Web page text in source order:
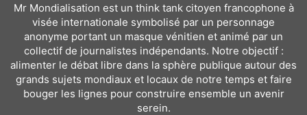
Mr Mondialisation est un think tank citoyen francophone à
visée internationale symbolisé par un personnage
anonyme portant un masque vénitien et animé par un
collectif de journalistes indépendants. Notre objectif :
alimenter le débat libre dans la sphère publique autour des
grands sujets mondiaux et locaux de notre temps et faire
bouger les lignes pour construire ensemble un avenir
serein.